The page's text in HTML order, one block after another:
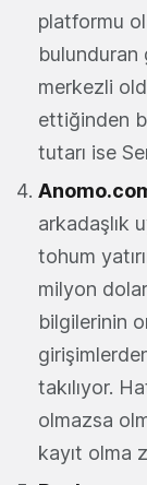
platformu
bulunduran
merkezli
ettiğinden
tutarı ise
arkadaşlık
tohum
milyon
bilgilerinin
takılıyor.
olmazsa
kayıt olma